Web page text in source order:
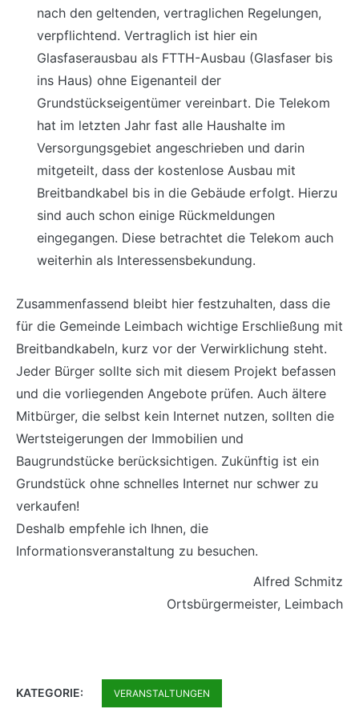
nach den geltenden, vertraglichen Regelungen,
verpflichtend. Vertraglich ist hier ein
Glasfaserausbau als FTTH-Ausbau (Glasfaser bis
ins Haus) ohne Eigenanteil der
Grundstückseigentümer vereinbart. Die Telekom
hat im letzten Jahr fast alle Haushalte im
Versorgungsgebiet angeschrieben und darin
mitgeteilt, dass der kostenlose Ausbau mit
Breitbandkabel bis in die Gebäude erfolgt. Hierzu
sind auch schon einige Rückmeldungen
eingegangen. Diese betrachtet die Telekom auch
weiterhin als Interessensbekundung.
Zusammenfassend bleibt hier festzuhalten, dass die
für die Gemeinde Leimbach wichtige Erschließung mit
Breitbandkabeln, kurz vor der Verwirklichung steht.
Jeder Bürger sollte sich mit diesem Projekt befassen
und die vorliegenden Angebote prüfen. Auch ältere
Mitbürger, die selbst kein Internet nutzen, sollten die
Wertsteigerungen der Immobilien und
Baugrundstücke berücksichtigen. Zukünftig ist ein
Grundstück ohne schnelles Internet nur schwer zu
verkaufen!
Deshalb empfehle ich Ihnen, die
Informationsveranstaltung zu besuchen.
Alfred Schmitz
Ortsbürgermeister, Leimbach
KATEGORIE: VERANSTALTUNGEN